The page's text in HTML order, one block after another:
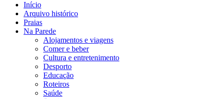
Início
Arquivo histórico
Praias
Na Parede
Alojamentos e viagens
Comer e beber
Cultura e entretenimento
Desporto
Educação
Roteiros
Saúde